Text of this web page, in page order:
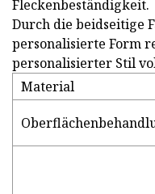
Fleckenbeständigkeit.
Durch die beidseitige
personalisierte Form
personalisierter Stil
Material